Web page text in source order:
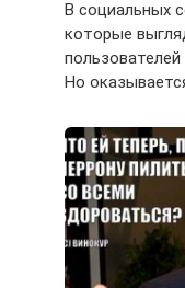
В социальных
которые
Но